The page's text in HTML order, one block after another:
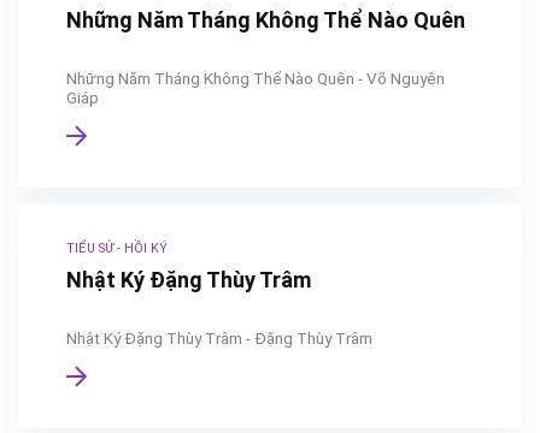
Những Năm Tháng Không Thể Nào Quên
Những Năm Tháng Không Thể Nào Quên - Võ Nguyên
Giáp
TIỂU SỬ - HỒI KÝ
Nhật Ký Đặng Thùy Trâm
Nhật Ký Đặng Thùy Trâm - Đặng Thùy Trâm